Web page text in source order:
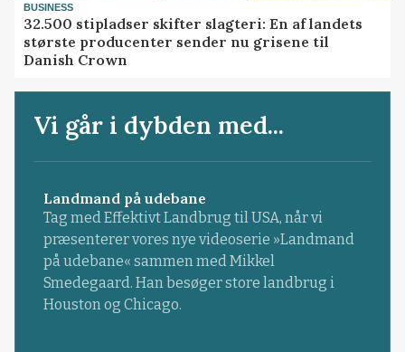
BUSINESS
32.500 stipladser skifter slagteri: En af landets
største producenter sender nu grisene til
Danish Crown
Vi går i dybden med...
Landmand på udebane
Tag med Effektivt Landbrug til USA, når vi
præsenterer vores nye videoserie »Landmand
på udebane« sammen med Mikkel
Smedegaard. Han besøger store landbrug i
Houston og Chicago.